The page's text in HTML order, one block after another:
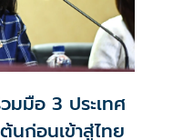
มมือ 3 ประเทศ
ก่อนเข้าสู่ไทย